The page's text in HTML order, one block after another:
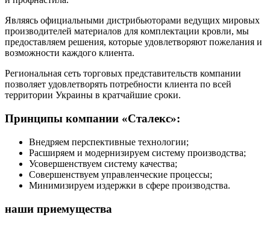
Являясь официальными дистрибьюторами ведущих мировых
производителей материалов для комплектации кровли, мы
предоставляем решения, которые удовлетворяют пожелания и
возможности каждого клиента.
Региональная сеть торговых представительств компании
позволяет удовлетворять потребности клиента по всей
территории Украины в кратчайшие сроки.
Принципы компании «Сталекс»:
Внедряем перспективные технологии;
Расширяем и модернизируем систему производства;
Усовершенствуем систему качества;
Совершенствуем управленческие процессы;
Минимизируем издержки в сфере производства.
наши приемущества